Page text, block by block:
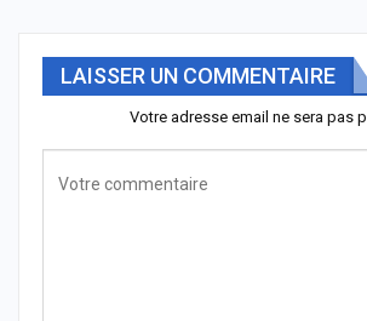
LAISSER UN COMMENTAIRE
Votre adresse email ne sera pas